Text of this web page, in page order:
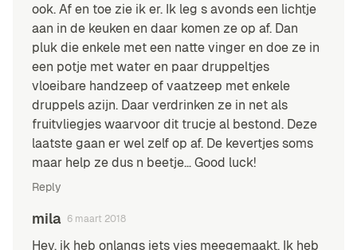
ook. Af en toe zie ik er. Ik leg s avonds een lichtje
aan in de keuken en daar komen ze op af. Dan
pluk die enkele met een natte vinger en doe ze in
een potje met water en paar druppeltjes
vloeibare handzeep of vaatzeep met enkele
druppels azijn. Daar verdrinken ze in net als
fruitvliegjes waarvoor dit trucje al bestond. Deze
laatste gaan er wel zelf op af. De kevertjes soms
maar help ze dus n beetje… Good luck!
Reply
mila 6 maart 2018
Hey, ik heb onlangs iets vies meegemaakt. Ik heb